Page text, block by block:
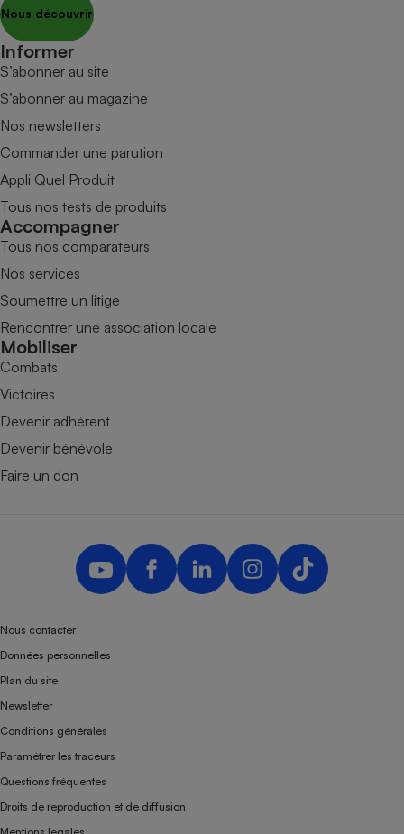
Nous découvrir
Informer
S’abonner au site
S’abonner au magazine
Nos newsletters
Commander une parution
Appli Quel Produit
Tous nos tests de produits
Accompagner
Tous nos comparateurs
Nos services
Soumettre un litige
Rencontrer une association locale
Mobiliser
Combats
Victoires
Devenir adhérent
Devenir bénévole
Faire un don
Nous contacter
Données personnelles
Plan du site
Newsletter
Conditions générales
Paramétrer les traceurs
Questions fréquentes
Droits de reproduction et de diffusion